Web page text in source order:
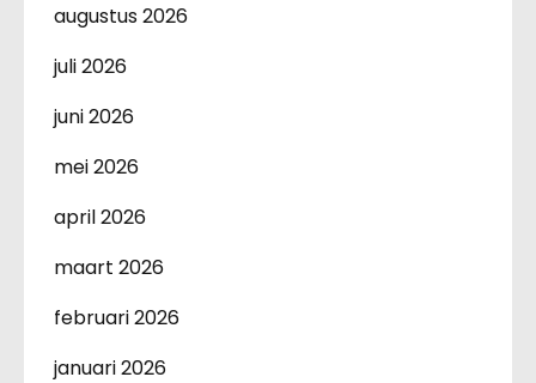
augustus 2026
juli 2026
juni 2026
mei 2026
april 2026
maart 2026
februari 2026
januari 2026